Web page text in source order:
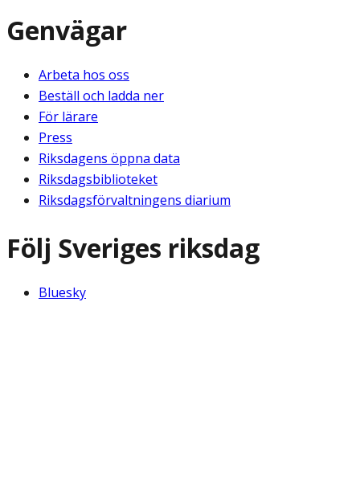
Genvägar
Arbeta hos oss
Beställ och ladda ner
För lärare
Press
Riksdagens öppna data
Riksdagsbiblioteket
Riksdagsförvaltningens diarium
Följ Sveriges riksdag
Bluesky